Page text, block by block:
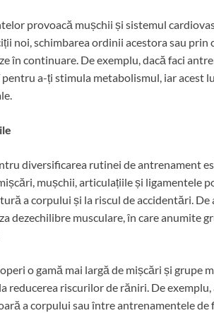
provoacă mușchii și sistemul
noi, schimbarea ordinii acestora sau
în continuare. De exemplu, dacă faci
a-ți stimula metabolismul, iar acest
diversificarea rutinei de antrenament
mușchii, articulațiile și ligamentele
a corpului și la riscul de accidentări.
dezechilibre musculare, în care anumite
o gamă mai largă de mișcări și grupe
reducerea riscurilor de răniri. De
a corpului sau între antrenamentele de